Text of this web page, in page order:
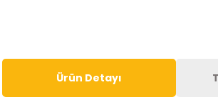
Ürün Detayı